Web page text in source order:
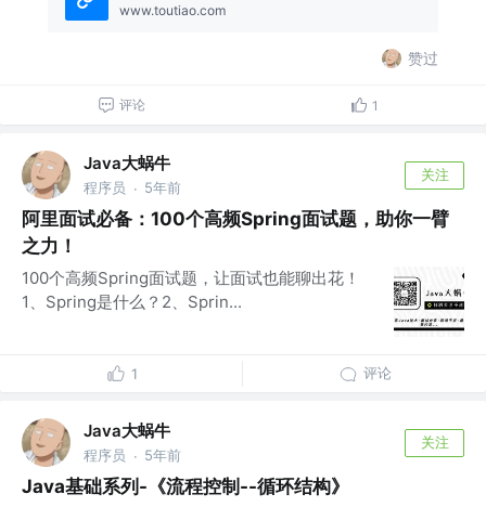
www.toutiao.com
赞过
评论 1
Java大蜗牛
程序员 · 5年前
关注
阿里面试必备：100个高频Spring面试题，助你一臂
之力！
100个高频Spring面试题，让面试也能聊出花！
1、Spring是什么？2、Sprin...
1 评论
Java大蜗牛
程序员 · 5年前
关注
Java基础系列-《流程控制--循环结构》